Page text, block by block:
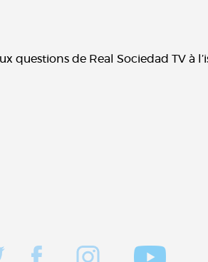
questions de Real Sociedad TV à